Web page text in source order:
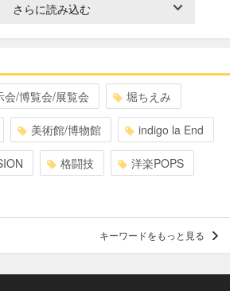
さらに読み込む
会/博覧会/展覧会 堀ちえみ
美術館/博物館 indigo la End
格闘技 洋楽POPS
キーワードをもっと見る